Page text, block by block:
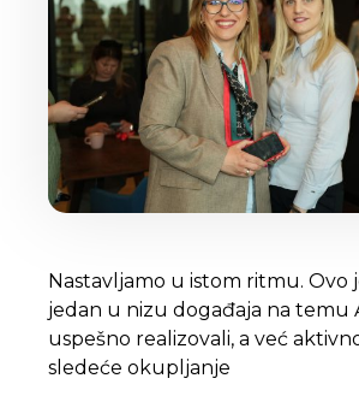
Nastavljamo u istom ritmu. Ovo
jedan u nizu događaja na temu
uspešno realizovali, a već
sledeće okupljanje